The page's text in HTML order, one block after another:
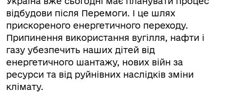
відбудови після Перемоги. І це шлях
прискореного енергетичного переходу.
Припинення використання вугілля, нафти і
газу убезпечить наших дітей від
енергетичного шантажу, нових війн за
ресурси та від руйнівних наслідків зміни
клімату.